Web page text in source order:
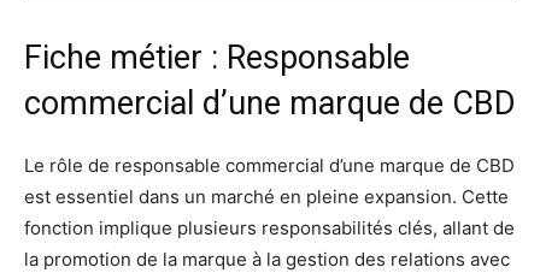
Fiche métier : Responsable
commercial d’une marque de CBD
Le rôle de responsable commercial d’une marque de CBD
est essentiel dans un marché en pleine expansion. Cette
fonction implique plusieurs responsabilités clés, allant de
la promotion de la marque à la gestion des relations avec